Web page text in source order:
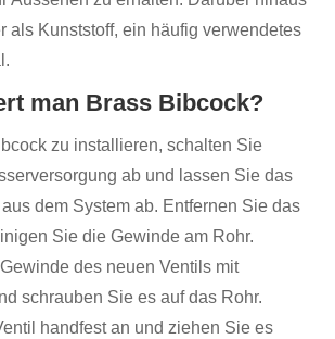
als Kunststoff, ein häufig verwendetes
man Brass Bibcock?
zu installieren, schalten Sie
ab und lassen Sie das
dem System ab. Entfernen Sie das
Sie die Gewinde am Rohr.
des neuen Ventils mit
schrauben Sie es auf das Rohr.
handfest an und ziehen Sie es